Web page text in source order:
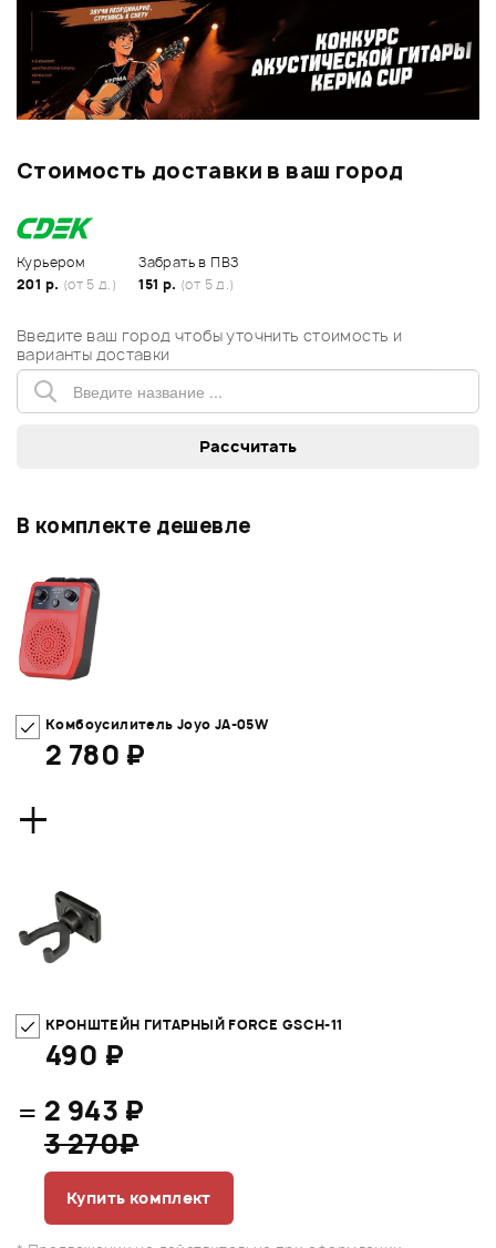
Стоимость доставки в ваш город
Курьером
201 р. (от 5 д.)
Забрать в ПВЗ
151 р. (от 5 д.)
Введите ваш город чтобы уточнить стоимость и
варианты доставки
В комплекте дешевле
Комбоусилитель Joyo JA-05W
2 780 ₽
+
КРОНШТЕЙН ГИТАРНЫЙ FORCE GSCH-11
490 ₽
= 2 943 ₽
3 270₽
Купить комплект